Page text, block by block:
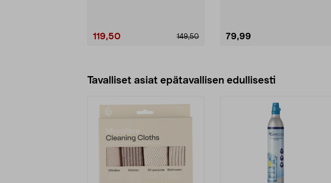
• 14,4 V.
149,50
119,50
myös nurkista ja vaikeapääsyisistä
paikoista.
Latausaika: 4–5 tuntia.
79,99
Tavalliset asiat epätavallisen edullisesti